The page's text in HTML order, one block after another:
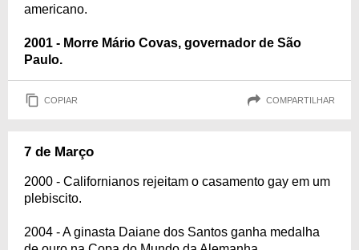
americano.
2001 - Morre Mário Covas, governador de São
Paulo.
COPIAR COMPARTILHAR
7 de Março
2000 - Californianos rejeitam o casamento gay em um
plebiscito.
2004 - A ginasta Daiane dos Santos ganha medalha